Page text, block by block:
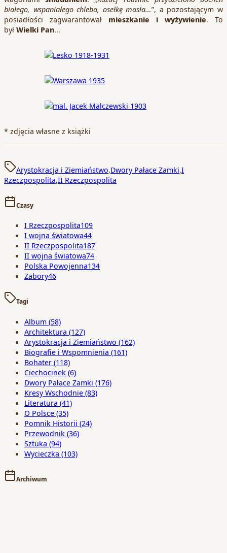
białego, wspaniałego chleba, osełkę masła…”, a pozostającym w
posiadłości zagwarantował mieszkanie i wyżywienie. To
był Wielki Pan…
* zdjęcia własne z książki
Arystokracja i Ziemiaństwo,Dwory Pałace Zamki,I
Rzeczpospolita,II Rzeczpospolita
Czasy
I Rzeczpospolita109
I wojna światowa44
II Rzeczpospolita187
II wojna światowa74
Polska Powojenna134
Zabory46
Tagi
Album (58)
Architektura (127)
Arystokracja i Ziemiaństwo (162)
Biografie i Wspomnienia (161)
Bohater (118)
Ciechocinek (6)
Dwory Pałace Zamki (176)
Kresy Wschodnie (83)
Literatura (41)
O Polsce (35)
Pomnik Historii (24)
Przewodnik (36)
Sztuka (94)
Wycieczka (103)
Archiwum